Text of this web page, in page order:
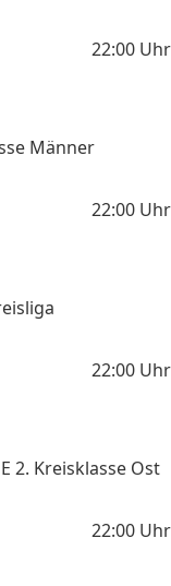
22:00 Uhr
Männer
22:00 Uhr
22:00 Uhr
2. Kreisklasse Ost
22:00 Uhr